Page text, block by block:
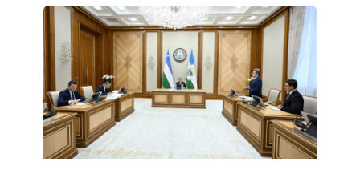
РАКОМ
ГРУДИ
«РОЗОВАЯ
ЗАБОТА»